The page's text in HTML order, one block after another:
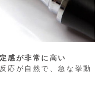
感が非常に高い
応が自然で、急な挙動